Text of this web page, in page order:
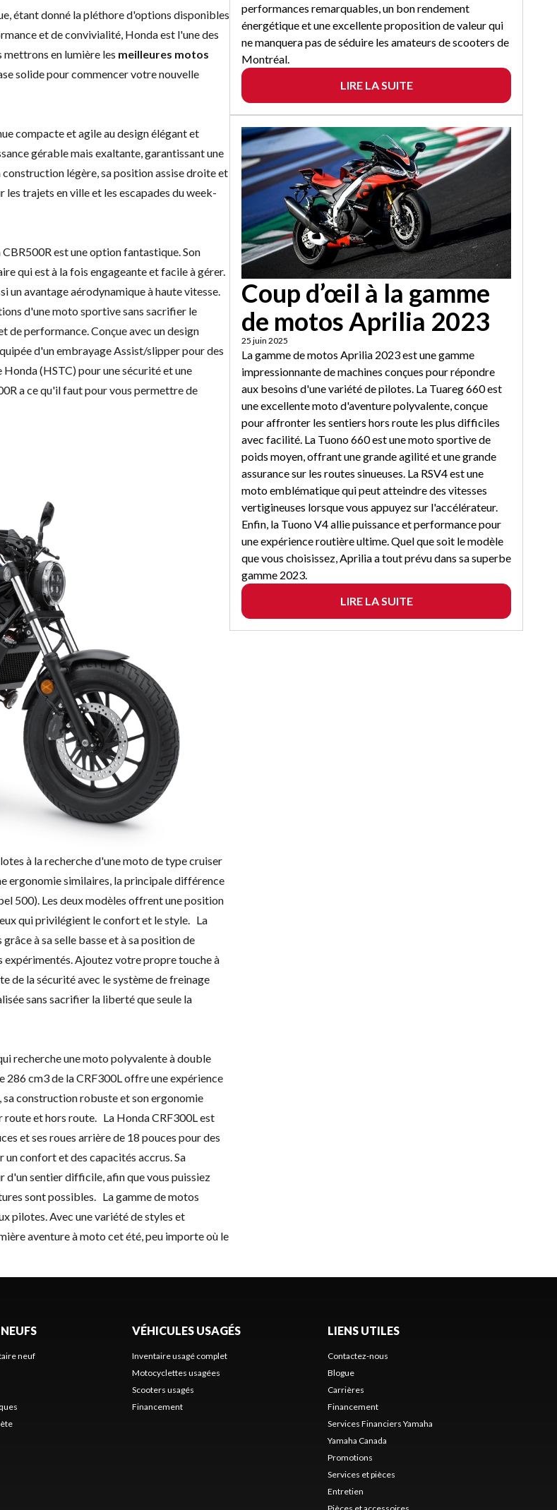
étant donné la pléthore d'options disponibles
et de convivialité, Honda est l'une des
en lumière les meilleures motos
solide pour commencer votre nouvelle
compacte et agile au design élégant et
gérable mais exaltante, garantissant une
légère, sa position assise droite et
trajets en ville et les escapades du week-
est une option fantastique. Son
qui est à la fois engageante et facile à gérer.
un avantage aérodynamique à haute vitesse.
d'une moto sportive sans sacrifier le
performance. Conçue avec un design
d'un embrayage Assist/slipper pour des
(HSTC) pour une sécurité et une
a ce qu'il faut pour vous permettre de
à la recherche d'une moto de type cruiser
ergonomie similaires, la principale différence
500). Les deux modèles offrent une position
qui privilégient le confort et le style. La
à sa selle basse et à sa position de
Ajoutez votre propre touche à
de la sécurité avec le système de freinage
sans sacrifier la liberté que seule la
recherche une moto polyvalente à double
286 cm3 de la CRF300L offre une expérience
construction robuste et son ergonomie
et hors route. La Honda CRF300L est
et ses roues arrière de 18 pouces pour des
confort et des capacités accrus. Sa
d'un sentier difficile, afin que vous puissiez
sont possibles. La gamme de motos
pilotes. Avec une variété de styles et
aventure à moto cet été, peu importe où le
performances remarquables, un bon rendement
énergétique et une excellente proposition de valeur qui
ne manquera pas de séduire les amateurs de scooters de
Montréal.
LIRE LA SUITE
Coup d’œil à la gamme
de motos Aprilia 2023
25 juin 2025
La gamme de motos Aprilia 2023 est une gamme
impressionnante de machines conçues pour répondre
aux besoins d'une variété de pilotes. La Tuareg 660 est
une excellente moto d'aventure polyvalente, conçue
pour affronter les sentiers hors route les plus difficiles
avec facilité. La Tuono 660 est une moto sportive de
poids moyen, offrant une grande agilité et une grande
assurance sur les routes sinueuses. La RSV4 est une
moto emblématique qui peut atteindre des vitesses
vertigineuses lorsque vous appuyez sur l'accélérateur.
Enfin, la Tuono V4 allie puissance et performance pour
une expérience routière ultime. Quel que soit le modèle
que vous choisissez, Aprilia a tout prévu dans sa superbe
gamme 2023.
LIRE LA SUITE
neuf
VÉHICULES USAGÉS
Inventaire usagé complet
Motocyclettes usagées
Scooters usagés
Financement
LIENS UTILES
Contactez-nous
Blogue
Carrières
Financement
Services Financiers Yamaha
Yamaha Canada
Promotions
Services et pièces
Entretien